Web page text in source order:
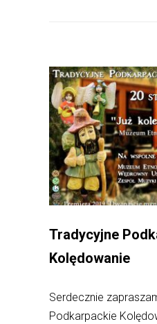
Tradycyjne
Kolędowanie
Serdecznie
Podkarpackie